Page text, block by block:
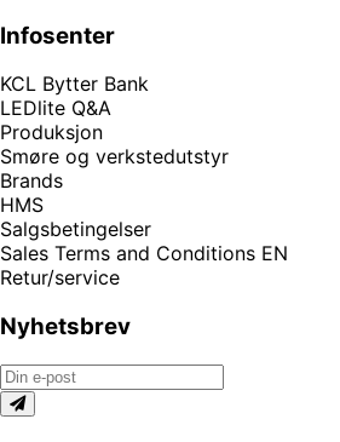
Infosenter
KCL Bytter Bank
LEDlite Q&A
Produksjon
Smøre og verkstedutstyr
Brands
HMS
Salgsbetingelser
Sales Terms and Conditions EN
Retur/service
Nyhetsbrev